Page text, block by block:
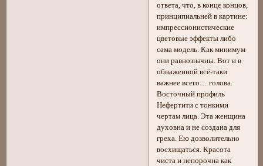
ответа, что, в конце концов,
принципиальней в картине:
импрессионистические
цветовые эффекты либо
сама модель. Как минимум
они равнозначны. Вот и в
обнаженной всё-таки
важнее всего… голова.
Восточный профиль
Нефертити с тонкими
чертам лица. Эта женщина
духовна и не создана для
греха. Ею дозволительно
восхищаться. Красота
чиста и непорочна как